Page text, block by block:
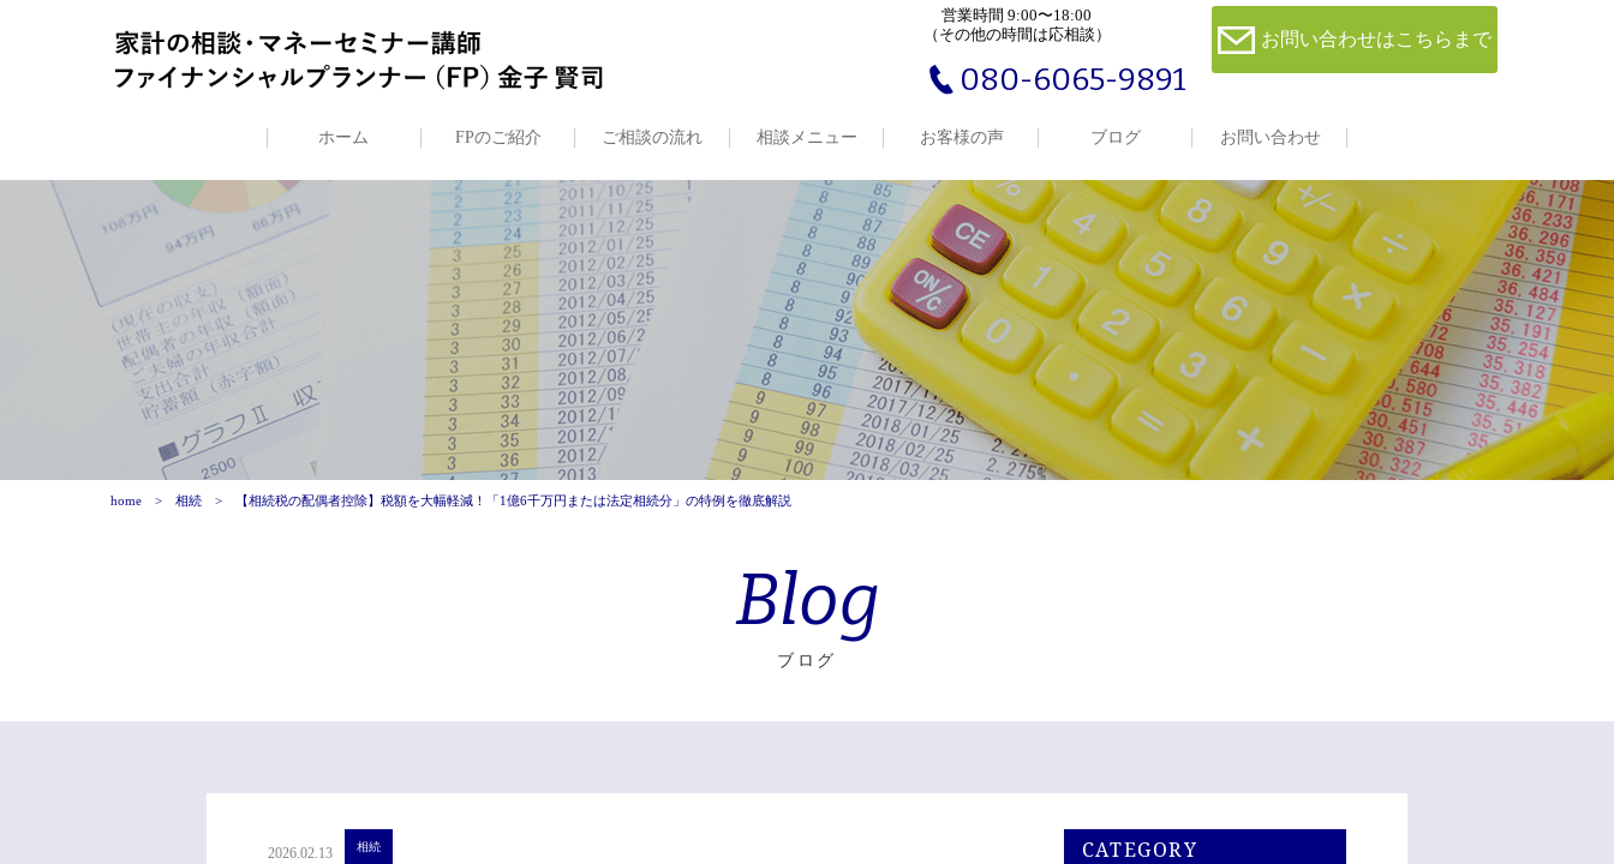
営業時間 9:00〜18:00
（その他の時間は応相談）
080-6065-9891
お問い合わせはこちらまで
ホーム FPのご紹介 ご相談の流れ 相談メニュー お客様の声 ブログ お問い合わせ
home 相続 【相続税の配偶者控除】税額を大幅軽減！「1億6千万円または法定相続分」の特例を徹底解説
Blog
ブログ
2026.02.13 相続 CATEGORY